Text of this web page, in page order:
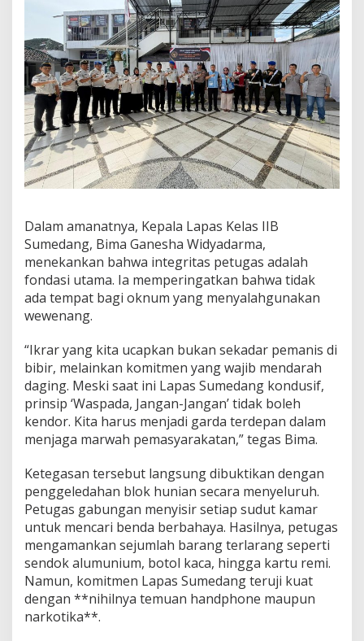
e
s
a
r
d
a
n
T
e
s
U
r
i
M
e
n
a
d
Dalam amanatnya, Kepala Lapas Kelas IIB
Sumedang, Bima Ganesha Widyadarma,
menekankan bahwa integritas petugas adalah
fondasi utama. Ia memperingatkan bahwa tidak
ada tempat bagi oknum yang menyalahgunakan
wewenang.
“Ikrar yang kita ucapkan bukan sekadar pemanis di
bibir, melainkan komitmen yang wajib mendarah
daging. Meski saat ini Lapas Sumedang kondusif,
prinsip ‘Waspada, Jangan-Jangan’ tidak boleh
kendor. Kita harus menjadi garda terdepan dalam
menjaga marwah pemasyarakatan,” tegas Bima.
Ketegasan tersebut langsung dibuktikan dengan
penggeledahan blok hunian secara menyeluruh.
Petugas gabungan menyisir setiap sudut kamar
untuk mencari benda berbahaya. Hasilnya, petugas
mengamankan sejumlah barang terlarang seperti
sendok alumunium, botol kaca, hingga kartu remi.
Namun, komitmen Lapas Sumedang teruji kuat
dengan **nihilnya temuan handphone maupun
narkotika**.